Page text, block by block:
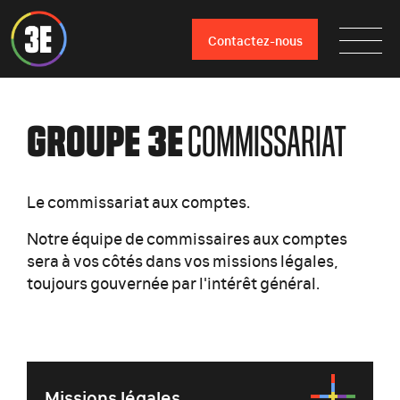
Contactez-nous
GROUPE 3ECOMMISSARIAT
Le commissariat aux comptes.
Notre équipe de commissaires aux comptes
sera à vos côtés dans vos missions légales,
toujours gouvernée par l'intérêt général.